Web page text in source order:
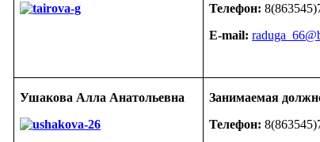
Телефон:
E-mail:
Ушакова Алла Анатольевна Занимаемая
Телефон: